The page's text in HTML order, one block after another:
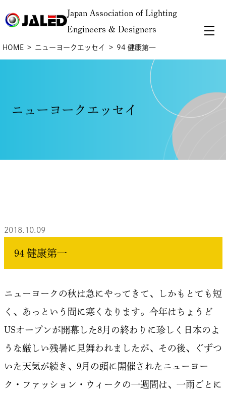
Japan Association of Lighting
Engineers & Designers
HOME ニューヨークエッセイ 94 健康第一
ニューヨークエッセイ
2018.10.09
94 健康第一
ニューヨークの秋は急にやってきて、しかもとても短
く、あっという間に寒くなります。今年はちょうど
USオープンが開幕した8月の終わりに珍しく日本のよ
うな厳しい残暑に見舞われましたが、その後、ぐずつ
いた天気が続き、9月の頭に開催されたニューヨー
ク・ファッション・ウィークの一週間は、一雨ごとに